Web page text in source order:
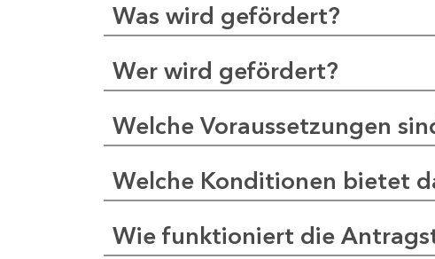
Was wird gefördert?
Wer wird gefördert?
Welche Voraussetzungen
Welche Konditionen bietet
Wie funktioniert die